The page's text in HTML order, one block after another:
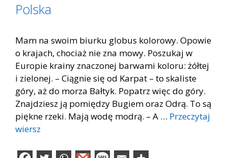
Polska
Mam na swoim biurku globus kolorowy. Opowie
o krajach, chociaż nie zna mowy. Poszukaj w
Europie krainy znaczonej barwami koloru: żółtej
i zielonej. – Ciągnie się od Karpat – to skaliste
góry, aż do morza Bałtyk. Popatrz więc do góry.
Znajdziesz ją pomiędzy Bugiem oraz Odrą. To są
piękne rzeki. Mają wodę modrą. – A … Przeczytaj
wiersz